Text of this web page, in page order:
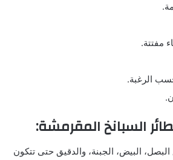
الرغبة.
السبانخ المقرمشة:
البيض، الجبنة، والدقيق حتى تتكون